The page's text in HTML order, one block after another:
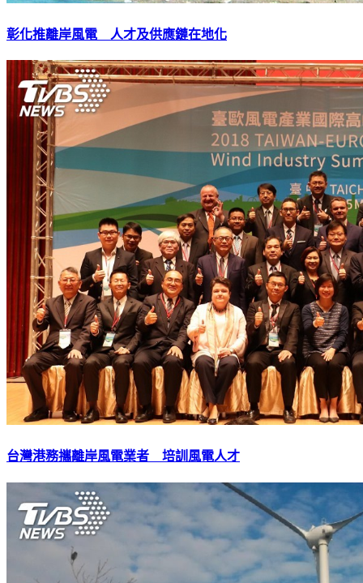
彰化推離岸風電 人才及供應鏈在地化
台灣港務攜離岸風電業者 培訓風電人才